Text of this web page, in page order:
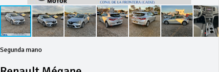
Segunda mano